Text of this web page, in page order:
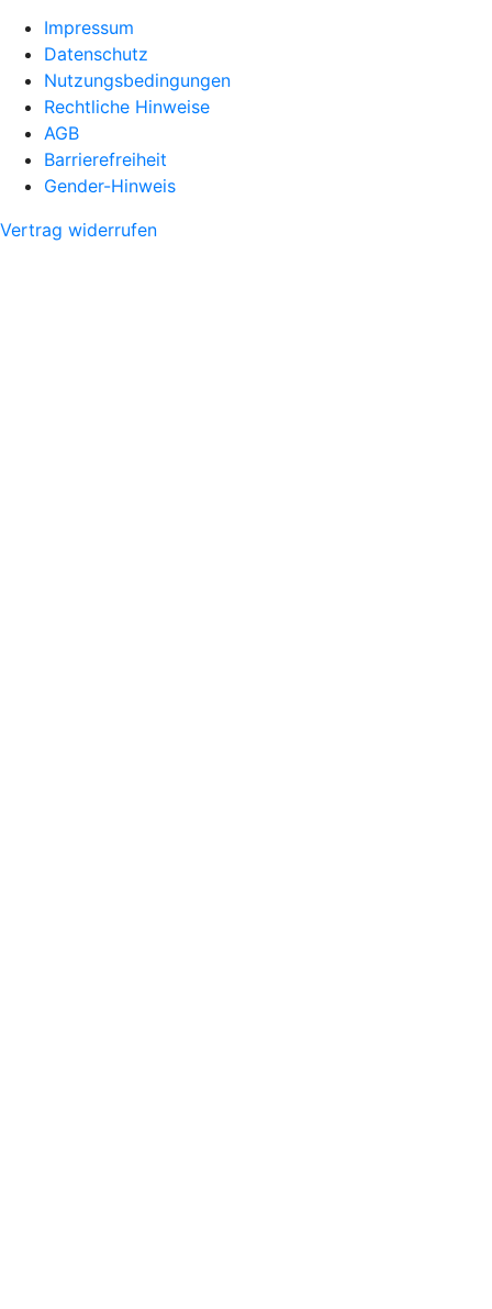
Impressum
Datenschutz
Nutzungsbedingungen
Rechtliche Hinweise
AGB
Barrierefreiheit
Gender-Hinweis
Vertrag widerrufen